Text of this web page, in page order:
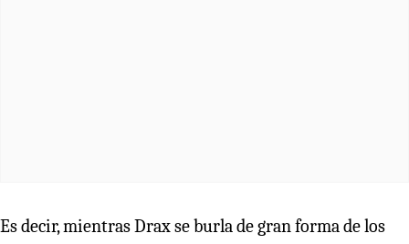
Es decir, mientras Drax se burla de gran forma de los